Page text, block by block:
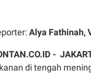
Alya Fathinah,
-
di tengah